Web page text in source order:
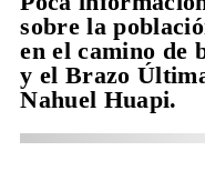
sobre la
en el camino de
y el Brazo
Nahuel Huapi.